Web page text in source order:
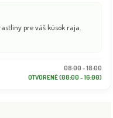
pre váš kúsok raja.
08:00 - 18:00
OTVORENÉ (08:00 - 16:00)